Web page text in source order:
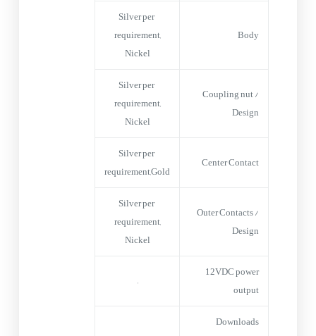
Body
Silver per
requirement,
Nickel
Coupling nut /
Design
Silver per
requirement,
Nickel
Center Contact
Silver per
requirement,Gold
Outer Contacts /
Design
Silver per
requirement,
Nickel
12VDC power
output
–
Downloads